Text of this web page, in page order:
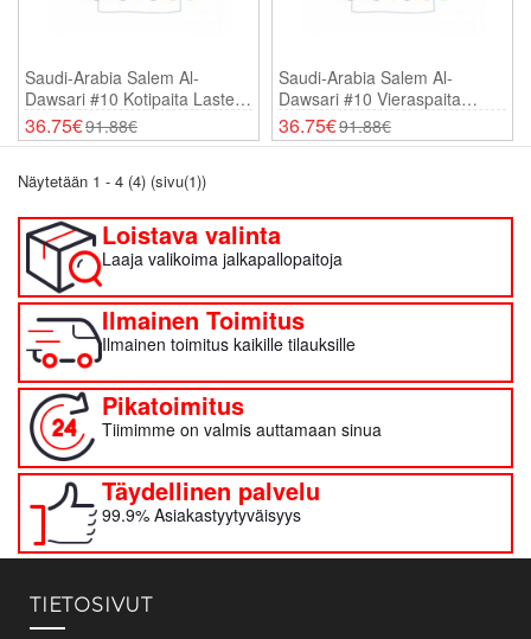
Saudi-Arabia Salem Al-
Dawsari #10 Kotipaita Lasten
MM-Kisat 2026 Lyhythihainen
(+ Shortsit)
36.75€91.88€
Saudi-Arabia Salem Al-
Dawsari #10 Vieraspaita
Lasten MM-Kisat 2026
Lyhythihainen (+ Shortsit)
36.75€91.88€
Näytetään 1 - 4 (4) (sivu(1))
Loistava valinta
Laaja valikoima jalkapallopaitoja
Ilmainen Toimitus
Ilmainen toimitus kaikille tilauksille
Pikatoimitus
Tiimimme on valmis auttamaan sinua
Täydellinen palvelu
99.9% Asiakastyytyväisyys
TIETOSIVUT